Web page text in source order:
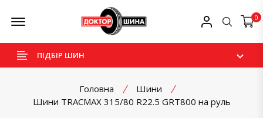
Offcanvas Menu Open Мій профіль
Пошук
0
ПІДБІР ШИН
Головна
Шини
Шини TRACMAX 315/80 R22.5 GRT800 на руль